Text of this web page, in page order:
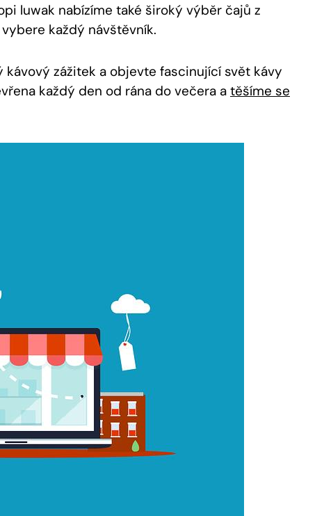
luwak nabízíme také široký výběr čajů z
každý návštěvník.
zážitek a objevte fascinující svět kávy
každý den od rána do večera a těšíme se